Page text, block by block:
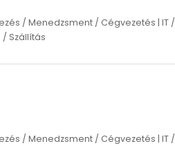
/ Menedzsment / Cégvezetés | IT /
/ Szállítás
/ Menedzsment / Cégvezetés | IT /